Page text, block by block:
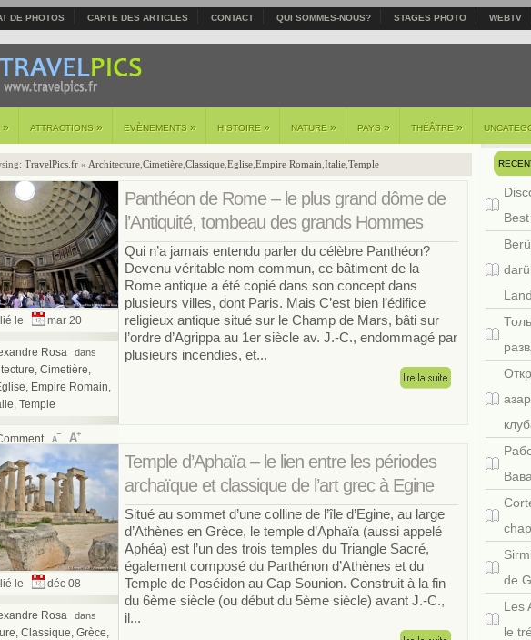
DE PHOTOS CARTE DES ARTICLES CONTACT QUI SOMMES-NOUS? STAGES PHOTO WEBTV
» ATTRACTIONS » EVÈNEMENTS » HISTOIRE » NATURE » PAYS » THÉÂTRE »
TravelPics.fr » Architecture Cimetière Classique Eglise Empire Romain Italie Temple
le mar 20
Rosa dans
, Cimetière,
, Empire Romain,
, Temple
Panthéon de Rome – le plus grand dôme de
l’Antiquité, tombeau des grands Hommes
Qui n’a jamais entendu parler du célèbre Panthéon?
Devenu véritable nom commun, ce bâtiment de la
Rome antique a été copié dans son concept dans
plusieurs villes, dont Paris. Mais C’est bien l’édifice
religieux antique situé sur le Champ de Mars, bâti sur
l’ordre d’Agrippa au 1er siècle av. J.-C., endommagé par
plusieurs incendies, et...
le déc 08
Rosa dans
, Classique, Grèce,
Temple d’Aphaïa – le lien entre les périodes
archaïque et classique de l’art grec à Egine
Situé au sommet d’une colline de l’île d’Egine, au large
d’Athènes en Grèce, le temple d’Aphaïa (aussi appelé
Aphéa) est l’un des trois temples du Triangle Sacré,
également composé du Parthénon d’Athènes et du
Temple de Poséidon au Cap Sounion. Construit à la fin
du 6ème siècle (ou début du 5ème siècle) avant J.-C.,
il...
de
Les
le